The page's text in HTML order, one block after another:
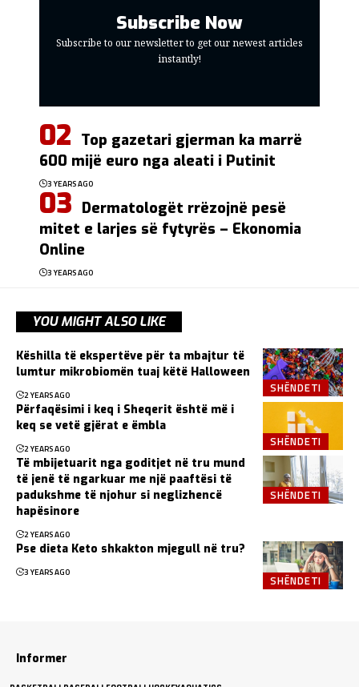
Subscribe Now
Subscribe to our newsletter to get our newest articles
instantly!
Top gazetari gjerman ka marrë
600 mijë euro nga aleati i Putinit
3 YEARS AGO
Dermatologët rrëzojnë pesë
mitet e larjes së fytyrës – Ekonomia
Online
3 YEARS AGO
YOU MIGHT ALSO LIKE
SHËNDETI
Këshilla të ekspertëve për ta mbajtur të
lumtur mikrobiomën tuaj këtë Halloween
2 YEARS AGO
SHËNDETI
Përfaqësimi i keq i Sheqerit është më i
keq se vetë gjërat e ëmbla
2 YEARS AGO
SHËNDETI
Të mbijetuarit nga goditjet në tru mund
të jenë të ngarkuar me një paaftësi të
padukshme të njohur si neglizhencë
hapësinore
2 YEARS AGO
SHËNDETI
Pse dieta Keto shkakton mjegull në tru?
3 YEARS AGO
Informer